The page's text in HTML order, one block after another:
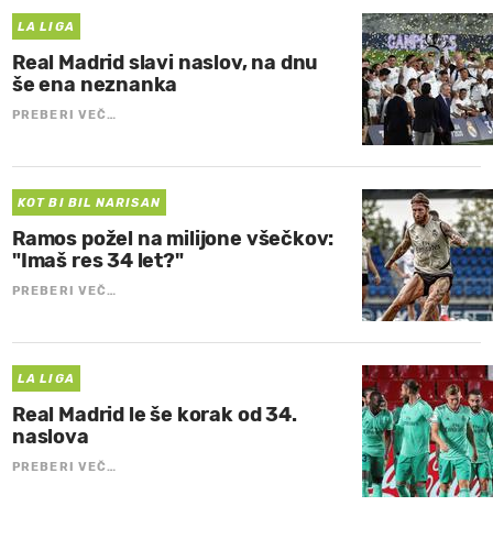
LA LIGA
Real Madrid slavi naslov, na dnu
še ena neznanka
PREBERI VEČ…
KOT BI BIL NARISAN
Ramos požel na milijone všečkov:
"Imaš res 34 let?"
PREBERI VEČ…
LA LIGA
Real Madrid le še korak od 34.
naslova
PREBERI VEČ…